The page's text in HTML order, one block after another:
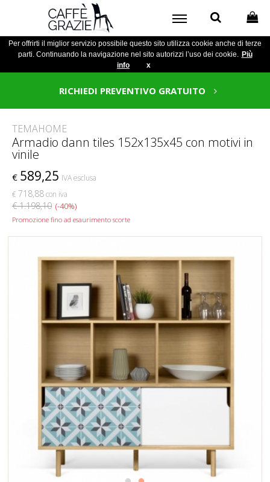
Per offrirti il miglior servizio possibile questo sito utilizza cookie anche di terze
parti. Continuando la navigazione nel sito autorizzi l’uso dei cookie. Più
info
x
RICHIEDI PREVENTIVO GRATUITO
TEMAHOME
Armadio dann tiles 152x135x45 con motivi in
vinile
€ 589,25 IVA esclusa
€ 718,88con iva
€ 1.198,10 (-40%)
Promozione fino ad esaurimento scorte